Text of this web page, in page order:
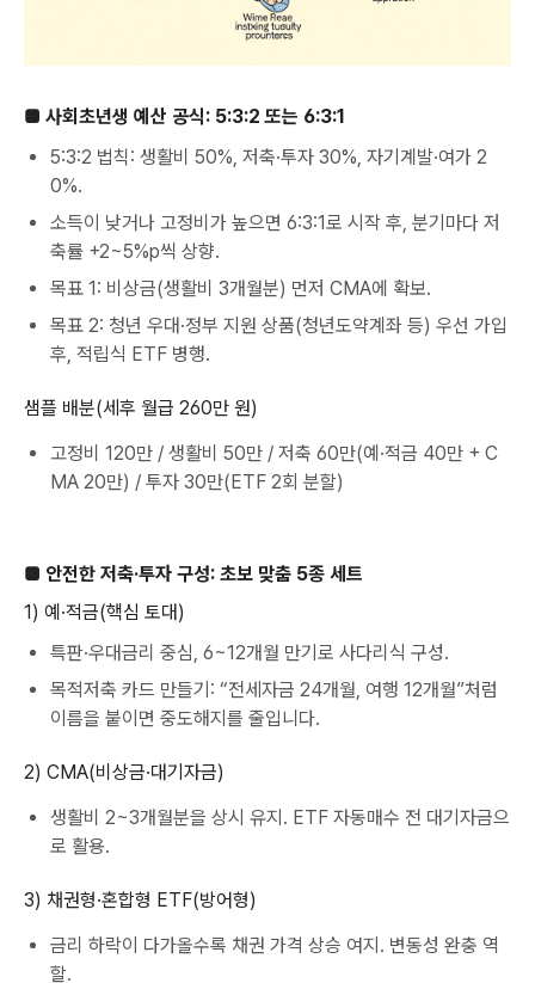
■ 사회초년생 예산 공식: 5:3:2 또는 6:3:1
5:3:2 법칙: 생활비 50%, 저축·투자 30%, 자기계발·여가 2
0%.
소득이 낮거나 고정비가 높으면 6:3:1로 시작 후, 분기마다 저
축률 +2~5%p씩 상향.
목표 1: 비상금(생활비 3개월분) 먼저 CMA에 확보.
목표 2: 청년 우대·정부 지원 상품(청년도약계좌 등) 우선 가입
후, 적립식 ETF 병행.
샘플 배분(세후 월급 260만 원)
고정비 120만 / 생활비 50만 / 저축 60만(예·적금 40만 + C
MA 20만) / 투자 30만(ETF 2회 분할)
■ 안전한 저축·투자 구성: 초보 맞춤 5종 세트
1) 예·적금(핵심 토대)
특판·우대금리 중심, 6~12개월 만기로 사다리식 구성.
목적저축 카드 만들기: “전세자금 24개월, 여행 12개월”처럼
이름을 붙이면 중도해지를 줄입니다.
2) CMA(비상금·대기자금)
생활비 2~3개월분을 상시 유지. ETF 자동매수 전 대기자금으
로 활용.
3) 채권형·혼합형 ETF(방어형)
금리 하락이 다가올수록 채권 가격 상승 여지. 변동성 완충 역
할.